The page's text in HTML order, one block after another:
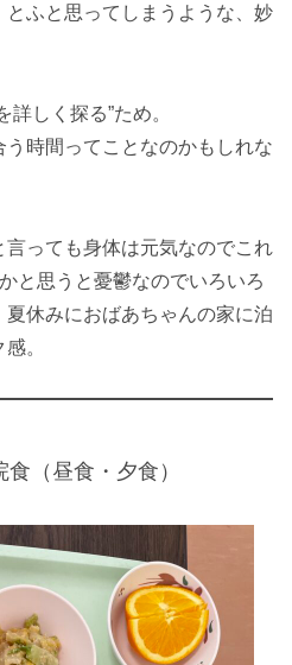
とふと思ってしまうような、妙
しく探る”ため。
時間ってことなのかもしれな
っても身体は元気なのでこれ
と思うと憂鬱なのでいろいろ
休みにおばあちゃんの家に泊
。
食（昼食・夕食）